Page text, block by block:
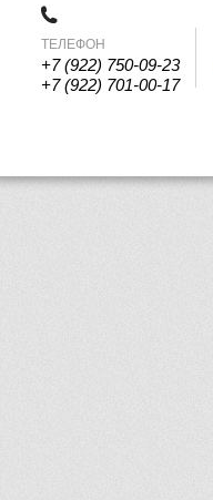
ТЕЛЕФОН
+7 (922) 750-09-23
+7 (922) 701-00-17